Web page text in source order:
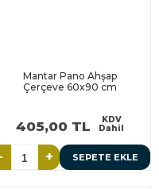
Mantar Pano Ahşap
Çerçeve 60x90 cm
405,00 TL
KDV
Dahil
+ SEPETE EKLE